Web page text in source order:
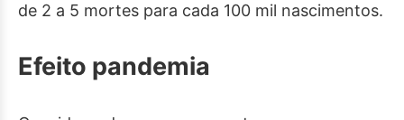
de 2 a 5 mortes para cada 100 mil nascimentos.
Efeito pandemia